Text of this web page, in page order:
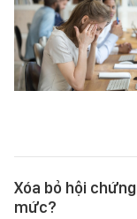
Xóa bỏ hội
mức?